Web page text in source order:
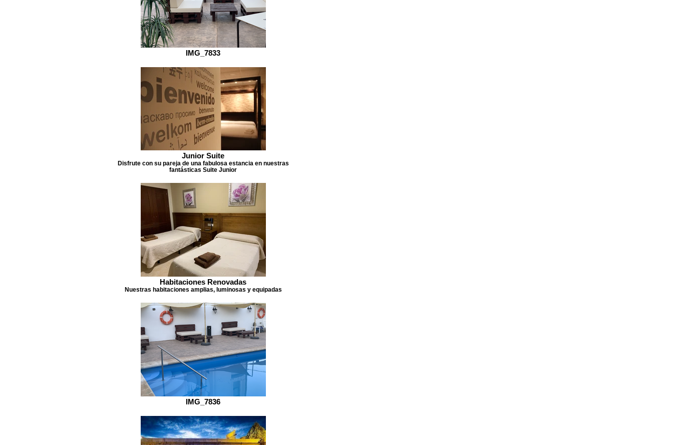
IMG_7833
Junior Suite
Disfrute con su pareja de una fabulosa estancia en nuestras
fantásticas Suite Junior
Habitaciones Renovadas
Nuestras habitaciones amplias, luminosas y equipadas
IMG_7836